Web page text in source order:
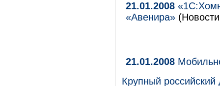
21.01.2008
«Авенира»
21.01.2008
Крупный